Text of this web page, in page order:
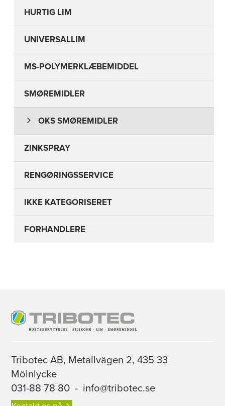
HURTIG LIM
UNIVERSALLIM
MS-POLYMERKLÆBEMIDDEL
SMØREMIDLER
OKS SMØREMIDLER
ZINKSPRAY
RENGØRINGSSERVICE
IKKE KATEGORISERET
FORHANDLERE
Tribotec AB, Metallvägen 2, 435 33
Mölnlycke
031-88 78 80 - info@tribotec.se